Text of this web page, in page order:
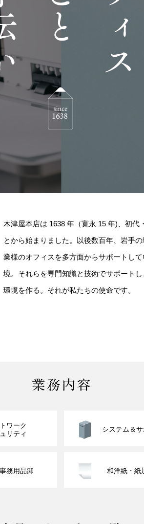
木津屋本店は 1638 年（寛永 15 年)、初
とから始まりました。以後数百年、岩手
業様のオフィスを多方面からサポートし
境。それらを専門知識と技術でサポート
環境を作る。それが私たちの使命です。
ワーク
リティ
システム＆サ
務用品卸 和洋紙・紙